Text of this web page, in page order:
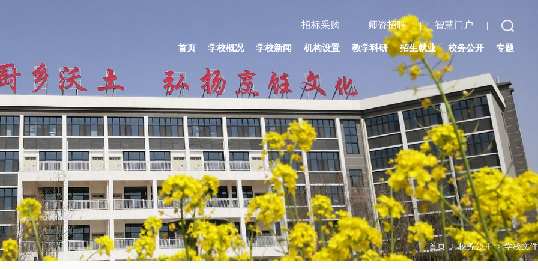
首页 -> 校务公开 -> 学校文件
招标采购 | 师资招聘 | 智慧门户 |
首页 学校概况 学校新闻 机构设置 教学科研 招生就业 校务公开 专题